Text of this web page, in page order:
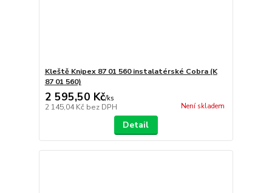
Kleště Knipex 87 01 560 instalatérské Cobra (K
87 01 560)
2 595,50 Kč/ks
2 145,04 Kč bez DPH Není skladem
Detail